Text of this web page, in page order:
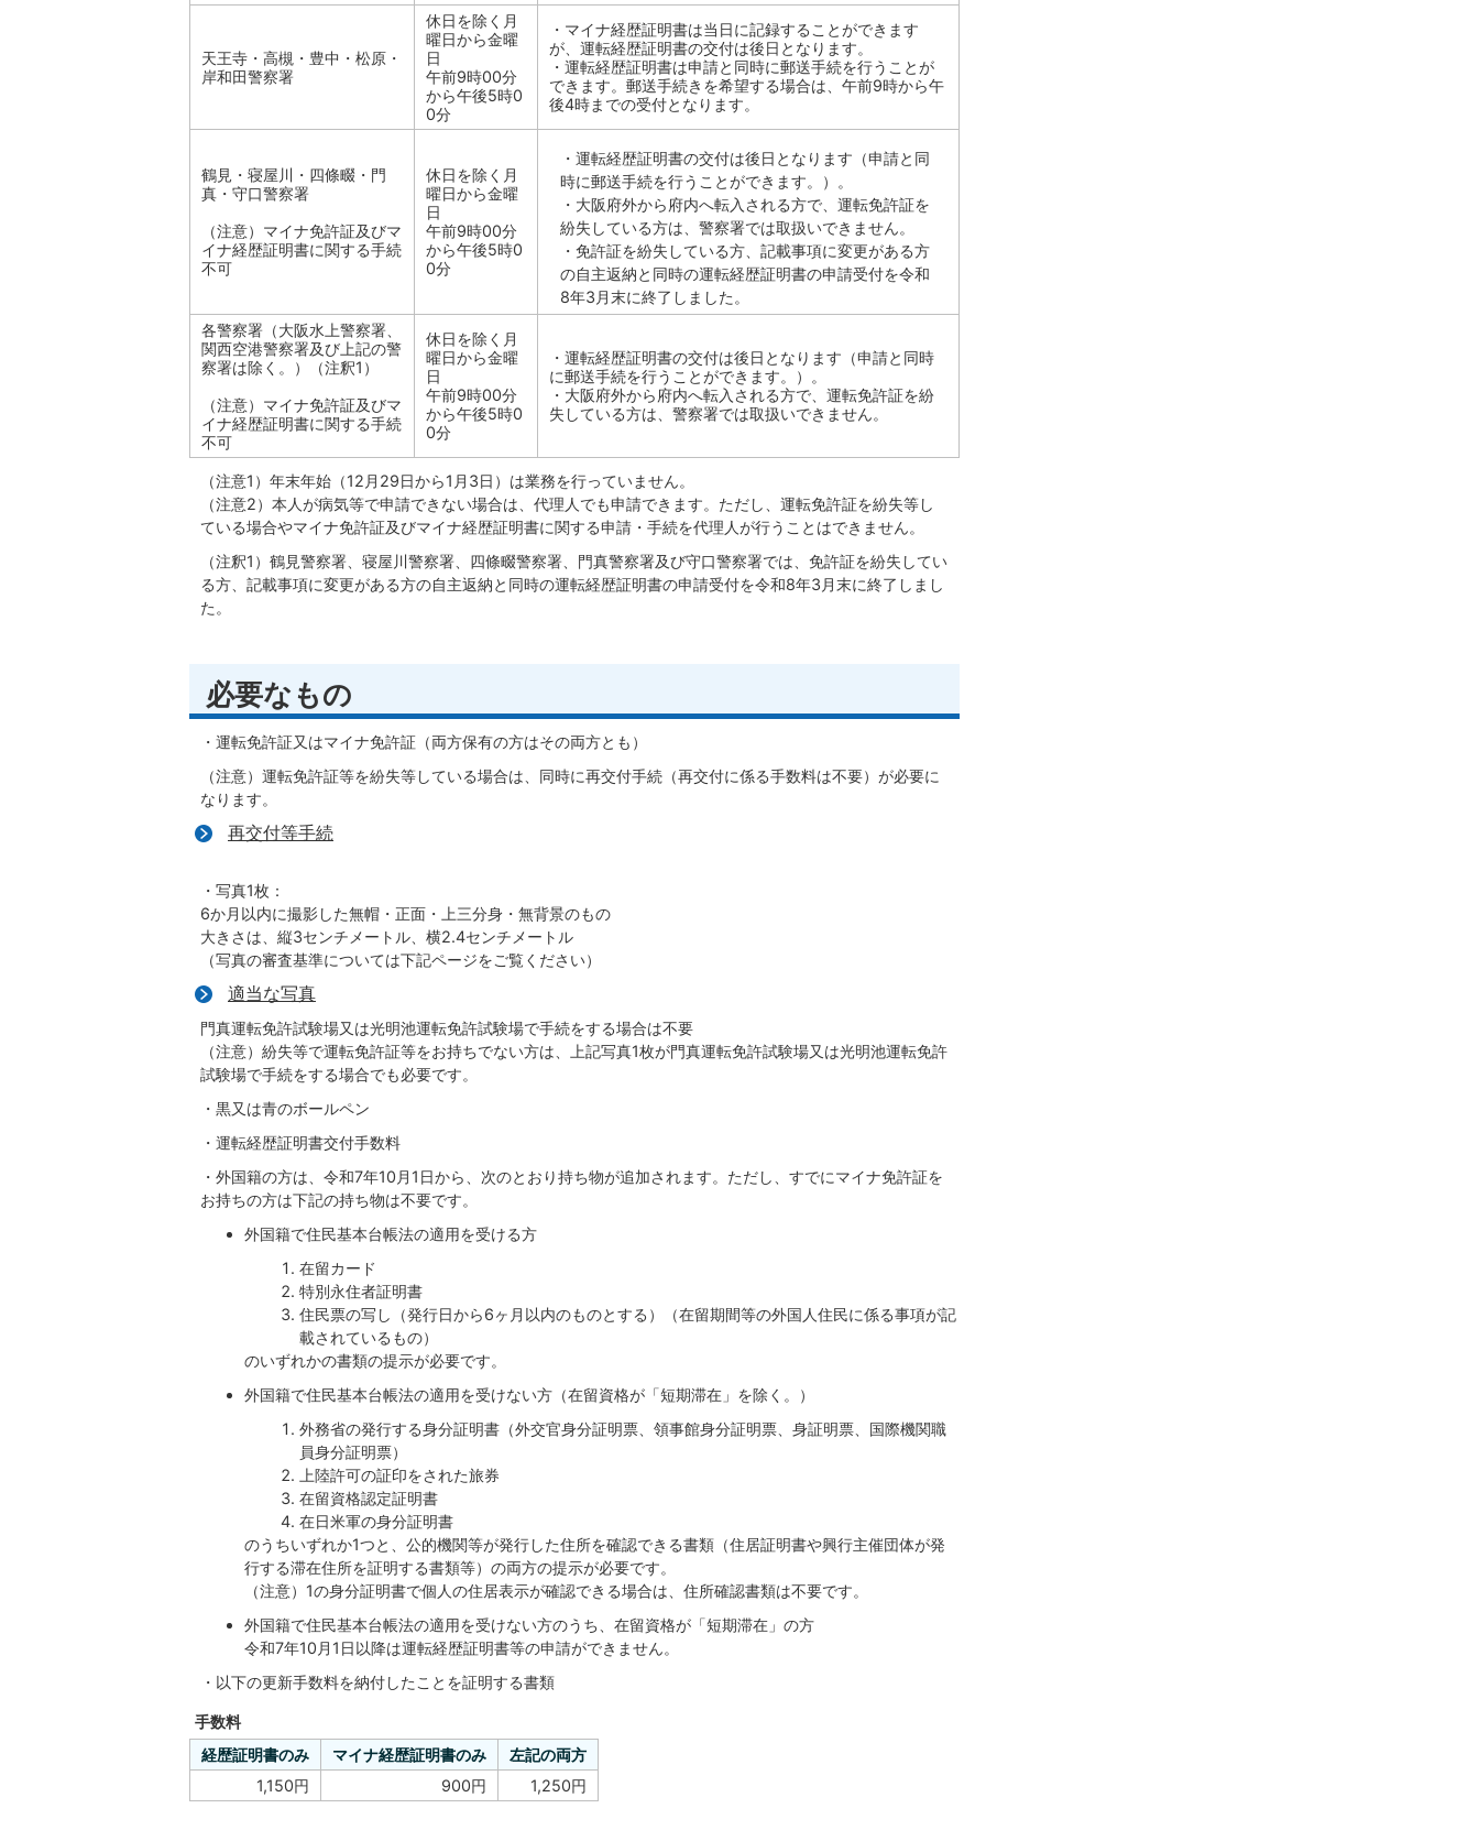
天王寺・高槻・豊中・松原・
岸和田警察署
休日を除く月
曜日から金曜
日
午前9時00分
から午後5時0
0分
・マイナ経歴証明書は当日に記録することができます
が、運転経歴証明書の交付は後日となります。
・運転経歴証明書は申請と同時に郵送手続を行うことが
できます。郵送手続きを希望する場合は、午前9時から午
後4時までの受付となります。
鶴見・寝屋川・四條畷・門
真・守口警察署
（注意）マイナ免許証及びマ
イナ経歴証明書に関する手続
不可
休日を除く月
曜日から金曜
日
午前9時00分
から午後5時0
0分
・運転経歴証明書の交付は後日となります（申請と同
時に郵送手続を行うことができます。）。
・大阪府外から府内へ転入される方で、運転免許証を
紛失している方は、警察署では取扱いできません。
・免許証を紛失している方、記載事項に変更がある方
の自主返納と同時の運転経歴証明書の申請受付を令和
8年3月末に終了しました。
各警察署（大阪水上警察署、
関西空港警察署及び上記の警
察署は除く。）（注釈1）
（注意）マイナ免許証及びマ
イナ経歴証明書に関する手続
不可
休日を除く月
曜日から金曜
日
午前9時00分
から午後5時0
0分
・運転経歴証明書の交付は後日となります（申請と同時
に郵送手続を行うことができます。）。
・大阪府外から府内へ転入される方で、運転免許証を紛
失している方は、警察署では取扱いできません。
（注意1）年末年始（12月29日から1月3日）は業務を行っていません。
（注意2）本人が病気等で申請できない場合は、代理人でも申請できます。ただし、運転免許証を紛失等し
ている場合やマイナ免許証及びマイナ経歴証明書に関する申請・手続を代理人が行うことはできません。
（注釈1）鶴見警察署、寝屋川警察署、四條畷警察署、門真警察署及び守口警察署では、免許証を紛失してい
る方、記載事項に変更がある方の自主返納と同時の運転経歴証明書の申請受付を令和8年3月末に終了しまし
た。
必要なもの
・運転免許証又はマイナ免許証（両方保有の方はその両方とも）
（注意）運転免許証等を紛失等している場合は、同時に再交付手続（再交付に係る手数料は不要）が必要に
なります。
再交付等手続
・写真1枚：
6か月以内に撮影した無帽・正面・上三分身・無背景のもの
大きさは、縦3センチメートル、横2.4センチメートル
（写真の審査基準については下記ページをご覧ください）
適当な写真
門真運転免許試験場又は光明池運転免許試験場で手続をする場合は不要
（注意）紛失等で運転免許証等をお持ちでない方は、上記写真1枚が門真運転免許試験場又は光明池運転免許
試験場で手続をする場合でも必要です。
・黒又は青のボールペン
・運転経歴証明書交付手数料
・外国籍の方は、令和7年10月1日から、次のとおり持ち物が追加されます。ただし、すでにマイナ免許証を
お持ちの方は下記の持ち物は不要です。
外国籍で住民基本台帳法の適用を受ける方
在留カード
特別永住者証明書
住民票の写し（発行日から6ヶ月以内のものとする）（在留期間等の外国人住民に係る事項が記
載されているもの）
のいずれかの書類の提示が必要です。
外国籍で住民基本台帳法の適用を受けない方（在留資格が「短期滞在」を除く。）
外務省の発行する身分証明書（外交官身分証明票、領事館身分証明票、身証明票、国際機関職
員身分証明票）
上陸許可の証印をされた旅券
在留資格認定証明書
在日米軍の身分証明書
のうちいずれか1つと、公的機関等が発行した住所を確認できる書類（住居証明書や興行主催団体が発
行する滞在住所を証明する書類等）の両方の提示が必要です。
（注意）1の身分証明書で個人の住居表示が確認できる場合は、住所確認書類は不要です。
外国籍で住民基本台帳法の適用を受けない方のうち、在留資格が「短期滞在」の方
令和7年10月1日以降は運転経歴証明書等の申請ができません。
・以下の更新手数料を納付したことを証明する書類
手数料
経歴証明書のみ
マイナ経歴証明書のみ
左記の両方
1,150円
900円 1,250円